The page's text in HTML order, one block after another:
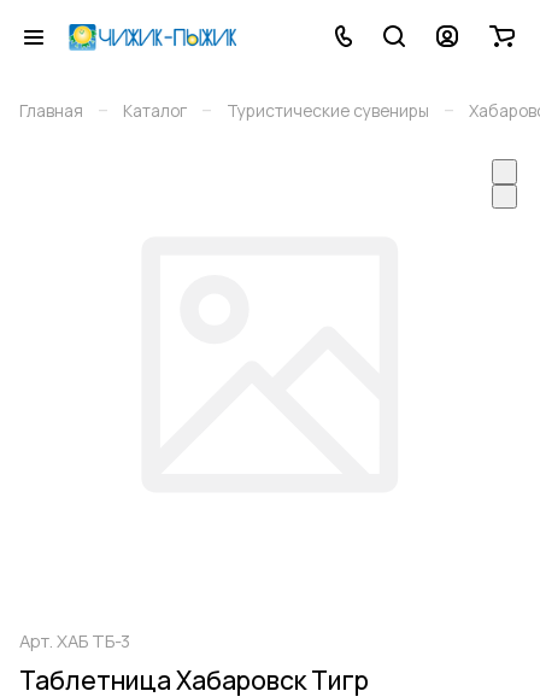
Главная – Каталог – Туристические сувениры –
Арт. ХАБ ТБ-3
Таблетница Хабаровск Тигр